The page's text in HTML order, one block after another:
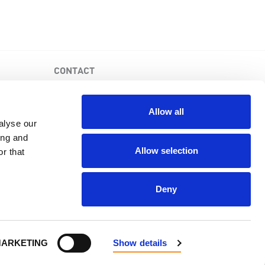
our
and
that
Show details
Allow all
Allow selection
Deny
CONTACT
Etobicoke (Ontario), M9C 5H5
Business No: 852683853RR0001
Powered byNationBuilder.